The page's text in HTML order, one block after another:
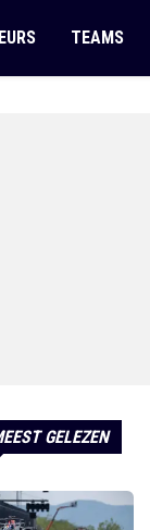
TEAMS
GELEZEN